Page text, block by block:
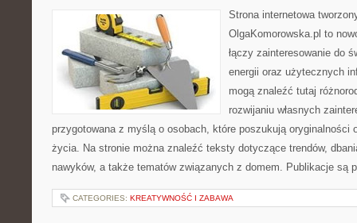
Strona internetowa
OlgaKomorowska.pl to
łączy zainteresowanie do
energii oraz użytecznych
mogą znaleźć tutaj
rozwijaniu własnych
przygotowana z myślą o osobach, które poszukują oryginalności
życia. Na stronie można znaleźć teksty dotyczące trendów,
nawyków, a także tematów związanych z domem. Publikacje są
CATEGORIES: KREATYWNOŚĆ I ZABAWA